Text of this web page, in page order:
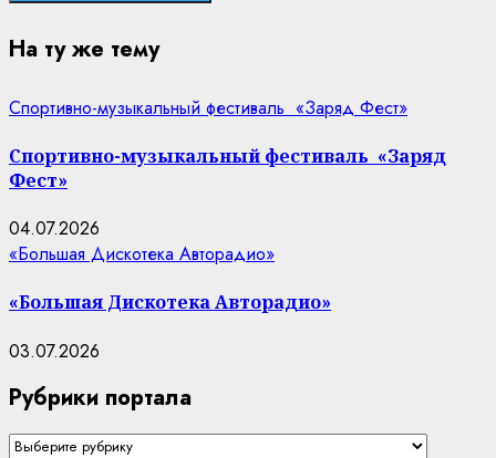
На ту же тему
Спортивно-музыкальный фестиваль «Заряд Фест»
Спортивно-музыкальный фестиваль «Заряд
Фест»
04.07.2026
«Большая Дискотека Авторадио»
«Большая Дискотека Авторадио»
03.07.2026
Рубрики портала
Рубрики